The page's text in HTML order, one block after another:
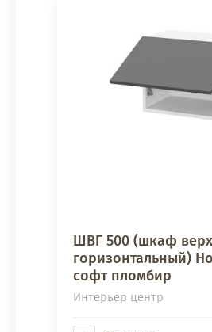
ШВГ 500 (шкаф
горизонтальный)
софт пломбир
Интерьер центр